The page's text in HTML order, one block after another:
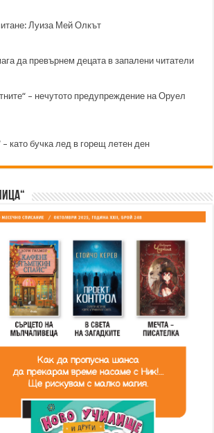
Луиза Мей Олкът
да превърнем децата в запалени читатели
– нечутото предупреждение на Оруел
като бучка лед в горещ летен ден